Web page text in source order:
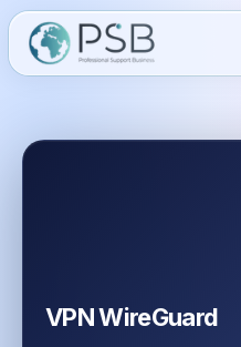
VPN WireGuard